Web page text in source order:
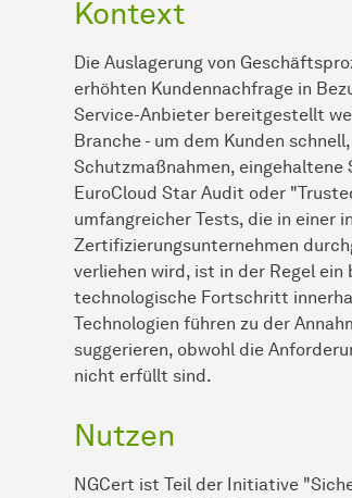
Kontext
Die Auslagerung von
erhöhten Kundennachfrage in
Service-Anbieter bereitgestellt
Branche - um dem Kunden
Schutzmaßnahmen,
EuroCloud Star Audit oder
umfangreicher Tests, die in einer
Zertifizierungsunternehmen
verliehen wird, ist in der Regel
technologische Fortschritt
Technologien führen zu der
suggerieren, obwohl die
nicht erfüllt sind.
Nutzen
NGCert ist Teil der Initiative